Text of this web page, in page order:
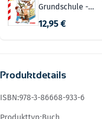
Grundschule -
Grundwissen,
Aufgaben und
12,95 €
Produktdetails
ISBN:978-3-86668-933-6
Produkttyp:Buch